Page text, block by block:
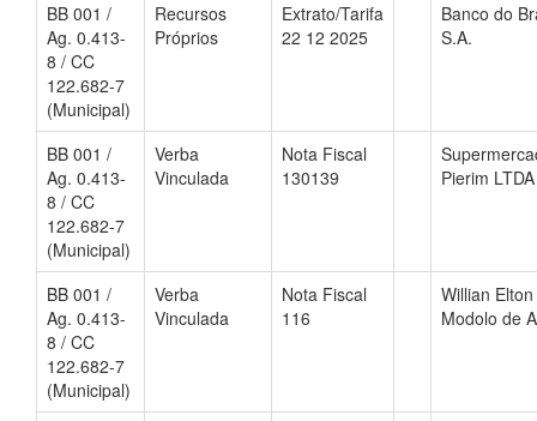
BB 001 /
Ag. 0.413-
8 / CC
122.682-7
(Municipal)
Recursos
Próprios
Extrato/Tarifa
22 12 2025
Banco do
S.A.
BB 001 /
Ag. 0.413-
8 / CC
122.682-7
(Municipal)
Verba
Vinculada
Nota Fiscal
130139
Pierim LTDA
BB 001 /
Ag. 0.413-
8 / CC
122.682-7
(Municipal)
Verba
Vinculada
Nota Fiscal
116
Willian Elton
Modolo de